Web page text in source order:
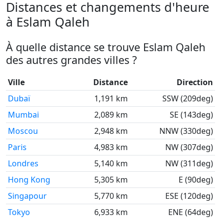
Distances et changements d'heure
à Eslam Qaleh
À quelle distance se trouve Eslam Qaleh
des autres grandes villes ?
Ville Distance
Direction
Dubaï
1,191 km
SSW (209deg)
Mumbai
2,089 km
SE (143deg)
Moscou
2,948 km
NNW (330deg)
Paris
4,983 km
NW (307deg)
Londres
5,140 km
NW (311deg)
Hong Kong
5,305 km
E (90deg)
Singapour
5,770 km
ESE (120deg)
Tokyo
6,933 km ENE (64deg)